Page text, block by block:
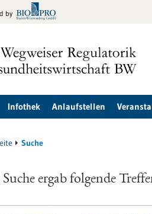
by
Infothek Anlaufstellen
Suche
ergab folgende